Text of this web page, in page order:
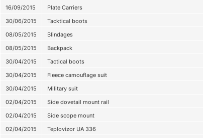
16/09/2015
Plate Carriers
30/06/2015
Tacktical boots
08/05/2015
Blindages
08/05/2015
Backpack
30/04/2015
Tactical boots
30/04/2015
Fleece camouflage suit
30/04/2015
Military suit
02/04/2015
Side dovetail mount rail
02/04/2015
Side scope mount
02/04/2015
Teplovizor UA 336